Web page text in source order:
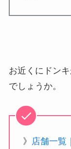
お近くにドン
でしょうか。
》 店舗一覧